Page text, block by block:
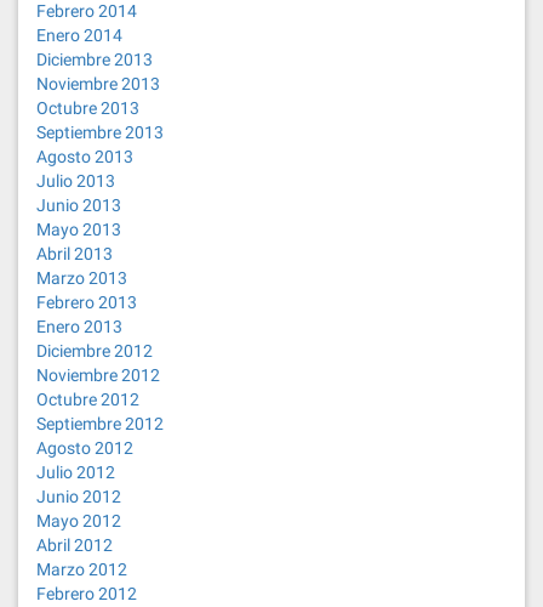
Febrero 2014
Enero 2014
Diciembre 2013
Noviembre 2013
Octubre 2013
Septiembre 2013
Agosto 2013
Julio 2013
Junio 2013
Mayo 2013
Abril 2013
Marzo 2013
Febrero 2013
Enero 2013
Diciembre 2012
Noviembre 2012
Octubre 2012
Septiembre 2012
Agosto 2012
Julio 2012
Junio 2012
Mayo 2012
Abril 2012
Marzo 2012
Febrero 2012